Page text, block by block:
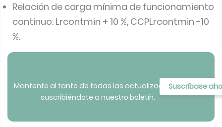
Relación de carga mínima de funcionamiento
continuo: Lrcontmin + 10 %, CCPLrcontmin -10
%.
Mantente al tanto de todas las actualizaciones
suscribiéndote a nuestro boletín.
Suscríbase